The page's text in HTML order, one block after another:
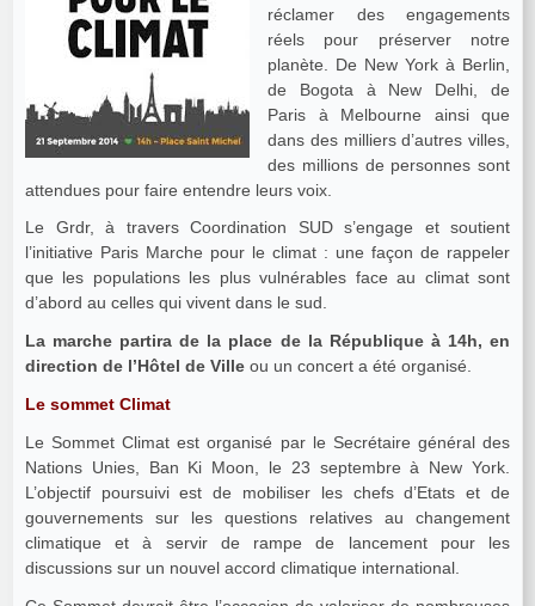
réclamer des engagements
réels pour préserver notre
planète. De New York à Berlin,
de Bogota à New Delhi, de
Paris à Melbourne ainsi que
dans des milliers d’autres villes,
des millions de personnes sont
attendues pour faire entendre leurs voix.
Le Grdr, à travers Coordination SUD s’engage et soutient
l’initiative Paris Marche pour le climat : une façon de rappeler
que les populations les plus vulnérables face au climat sont
d’abord au celles qui vivent dans le sud.
La marche partira de la place de la République à 14h, en
direction de l’Hôtel de Ville ou un concert a été organisé.
Le sommet Climat
Le Sommet Climat est organisé par le Secrétaire général des
Nations Unies, Ban Ki Moon, le 23 septembre à New York.
L’objectif poursuivi est de mobiliser les chefs d’Etats et de
gouvernements sur les questions relatives au changement
climatique et à servir de rampe de lancement pour les
discussions sur un nouvel accord climatique international.